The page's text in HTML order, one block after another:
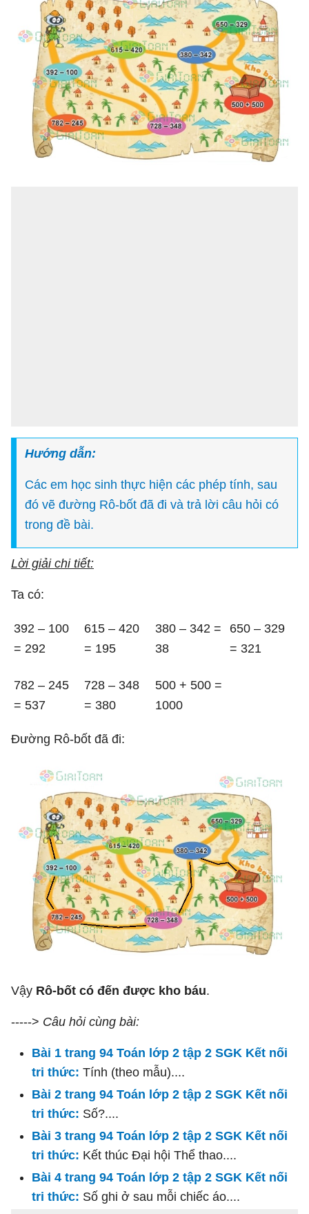
Hướng dẫn:
Các em học sinh thực hiện các phép tính, sau
đó vẽ đường Rô-bốt đã đi và trả lời câu hỏi có
trong đề bài.
Lời giải chi tiết:
Ta có:
392 – 100
= 292
615 – 420
= 195
380 – 342 =
38
650 – 329
= 321
782 – 245
= 537
728 – 348
= 380
500 + 500 =
1000
Đường Rô-bốt đã đi:
Vậy Rô-bốt có đến được kho báu.
-----> Câu hỏi cùng bài:
Bài 1 trang 94 Toán lớp 2 tập 2 SGK Kết nối
tri thức: Tính (theo mẫu)....
Bài 2 trang 94 Toán lớp 2 tập 2 SGK Kết nối
tri thức: Số?....
Bài 3 trang 94 Toán lớp 2 tập 2 SGK Kết nối
tri thức: Kết thúc Đại hội Thể thao....
Bài 4 trang 94 Toán lớp 2 tập 2 SGK Kết nối
tri thức: Số ghi ở sau mỗi chiếc áo....